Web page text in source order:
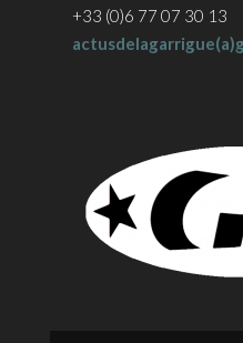
+33 (0)6 77 07 30 13